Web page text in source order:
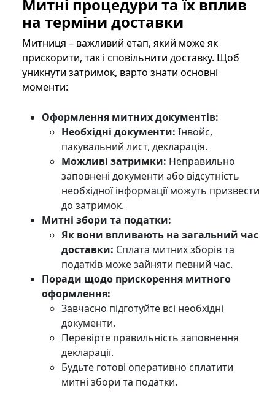
Митні процедури та їх вплив
на терміни доставки
Митниця – важливий етап, який може як
прискорити, так і сповільнити доставку. Щоб
уникнути затримок, варто знати основні
моменти:
Оформлення митних документів:
Необхідні документи: Інвойс,
пакувальний лист, декларація.
Можливі затримки: Неправильно
заповнені документи або відсутність
необхідної інформації можуть призвести
до затримок.
Митні збори та податки:
Як вони впливають на загальний час
доставки: Сплата митних зборів та
податків може зайняти певний час.
Поради щодо прискорення митного
оформлення:
Завчасно підготуйте всі необхідні
документи.
Перевірте правильність заповнення
декларації.
Будьте готові оперативно сплатити
митні збори та податки.